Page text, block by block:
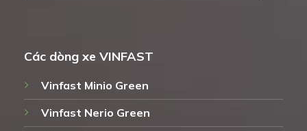
Các dòng xe VINFAST
Vinfast Minio Green
Vinfast Nerio Green